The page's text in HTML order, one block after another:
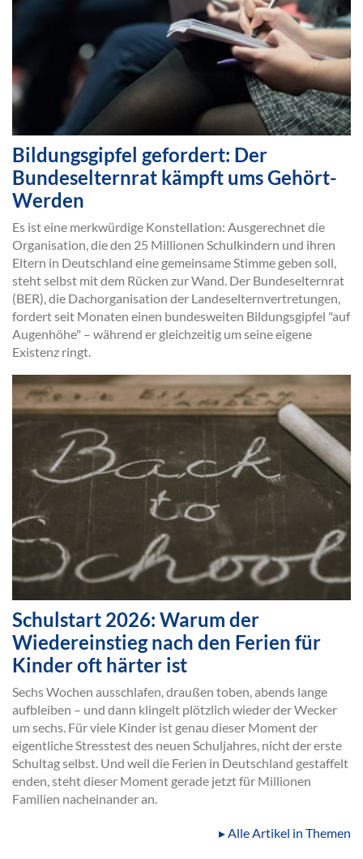
Bildungsgipfel gefordert: Der
Bundeselternrat kämpft ums Gehört-
Werden
Es ist eine merkwürdige Konstellation: Ausgerechnet die
Organisation, die den 25 Millionen Schulkindern und ihren
Eltern in Deutschland eine gemeinsame Stimme geben soll,
steht selbst mit dem Rücken zur Wand. Der Bundeselternrat
(BER), die Dachorganisation der Landeselternvertretungen,
fordert seit Monaten einen bundesweiten Bildungsgipfel "auf
Augenhöhe" – während er gleichzeitig um seine eigene
Existenz ringt.
Schulstart 2026: Warum der
Wiedereinstieg nach den Ferien für
Kinder oft härter ist
Sechs Wochen ausschlafen, draußen toben, abends lange
aufbleiben – und dann klingelt plötzlich wieder der Wecker
um sechs. Für viele Kinder ist genau dieser Moment der
eigentliche Stresstest des neuen Schuljahres, nicht der erste
Schultag selbst. Und weil die Ferien in Deutschland gestaffelt
enden, steht dieser Moment gerade jetzt für Millionen
Familien nacheinander an.
▸ Alle Artikel in Themen